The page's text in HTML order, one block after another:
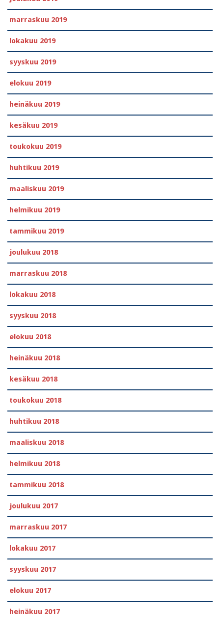
marraskuu 2019
lokakuu 2019
syyskuu 2019
elokuu 2019
heinäkuu 2019
kesäkuu 2019
toukokuu 2019
huhtikuu 2019
maaliskuu 2019
helmikuu 2019
tammikuu 2019
joulukuu 2018
marraskuu 2018
lokakuu 2018
syyskuu 2018
elokuu 2018
heinäkuu 2018
kesäkuu 2018
toukokuu 2018
huhtikuu 2018
maaliskuu 2018
helmikuu 2018
tammikuu 2018
joulukuu 2017
marraskuu 2017
lokakuu 2017
syyskuu 2017
elokuu 2017
heinäkuu 2017